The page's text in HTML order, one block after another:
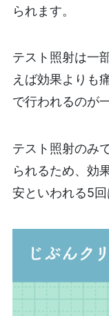
られます。
テスト照射は一
えば効果よりも
で行われるのが
テスト照射のみ
られるため、効
安といわれる5回